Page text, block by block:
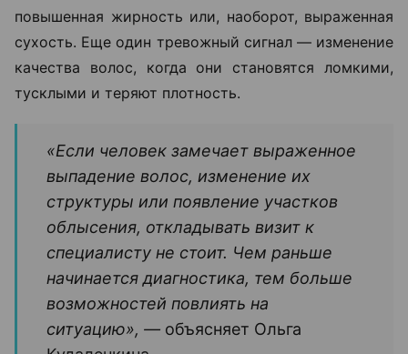
на расческе, подушке или в душе становится
заметно больше обычного, а пробор на голове
постепенно расширяется или появляются участки
поредения, стоит разобраться в причинах